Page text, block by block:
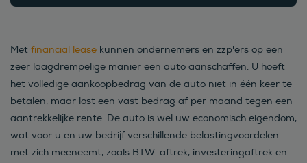
Met financial lease kunnen ondernemers en zzp'ers op een
zeer laagdrempelige manier een auto aanschaffen. U hoeft
het volledige aankoopbedrag van de auto niet in één keer te
betalen, maar lost een vast bedrag af per maand tegen een
aantrekkelijke rente. De auto is wel uw economisch eigendom,
wat voor u en uw bedrijf verschillende belastingvoordelen
met zich meeneemt, zoals BTW-aftrek, investeringaftrek en